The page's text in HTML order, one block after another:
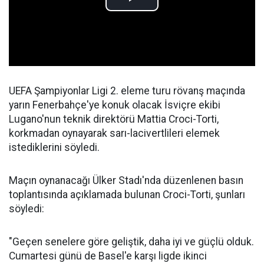
UEFA Şampiyonlar Ligi 2. eleme turu rövanş maçında
yarın Fenerbahçe'ye konuk olacak İsviçre ekibi
Lugano'nun teknik direktörü Mattia Croci-Torti,
korkmadan oynayarak sarı-lacivertlileri elemek
istediklerini söyledi.
Maçın oynanacağı Ülker Stadı'nda düzenlenen basın
toplantısında açıklamada bulunan Croci-Torti, şunları
söyledi:
"Geçen senelere göre geliştik, daha iyi ve güçlü olduk.
Cumartesi günü de Basel'e karşı ligde ikinci